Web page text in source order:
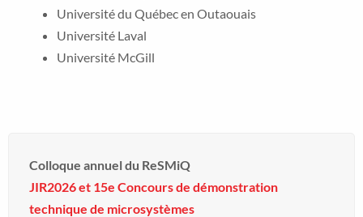
Université du Québec en Outaouais
Université Laval
Université McGill
Colloque annuel du ReSMiQ
JIR2026 et 15e Concours de démonstration
technique de microsystèmes